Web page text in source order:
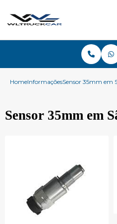
HomeInformaçõesSensor 35mm em
Sensor 35mm em